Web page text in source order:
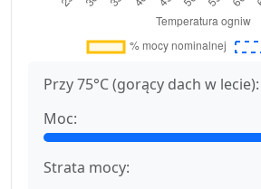
Przy 75°C (gorący dach w lecie):
Moc:
Strata mocy: